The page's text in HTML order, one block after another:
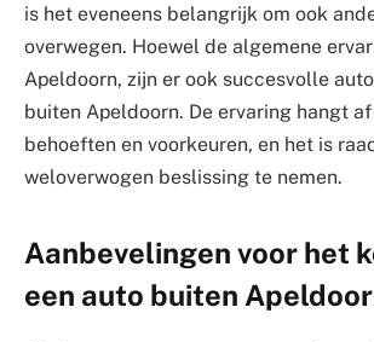
is het eveneens belangrijk om ook
overwegen. Hoewel de algemene
Apeldoorn, zijn er ook succesvolle
buiten Apeldoorn. De ervaring hangt
behoeften en voorkeuren, en het is
weloverwogen beslissing te nemen.
Aanbevelingen voor het
een auto buiten